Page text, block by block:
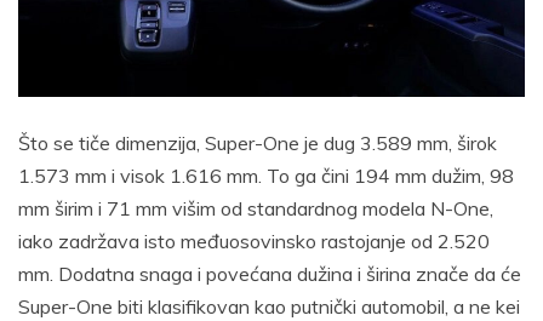
Što se tiče dimenzija, Super-One je dug 3.589 mm, širok
1.573 mm i visok 1.616 mm. To ga čini 194 mm dužim, 98
mm širim i 71 mm višim od standardnog modela N-One,
iako zadržava isto međuosovinsko rastojanje od 2.520
mm. Dodatna snaga i povećana dužina i širina znače da će
Super-One biti klasifikovan kao putnički automobil, a ne kei